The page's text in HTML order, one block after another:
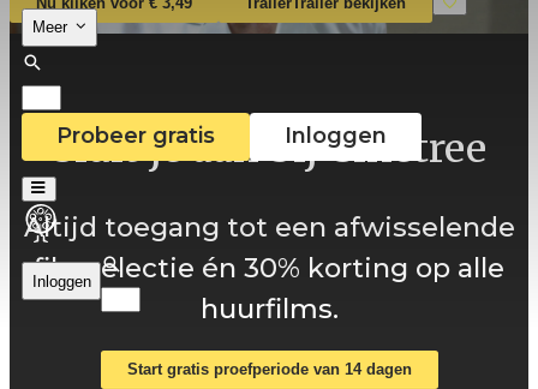
Meer
Probeer gratis Inloggen
Inloggen
Sluit je aan bij Cinetree
Altijd toegang tot een afwisselende
filmselectie én 30% korting op alle
huurfilms.
Start gratis proefperiode van 14 dagen